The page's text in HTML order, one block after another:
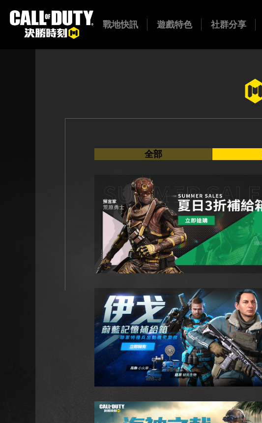
戰地快訊 遊戲特色 社群分享
全部